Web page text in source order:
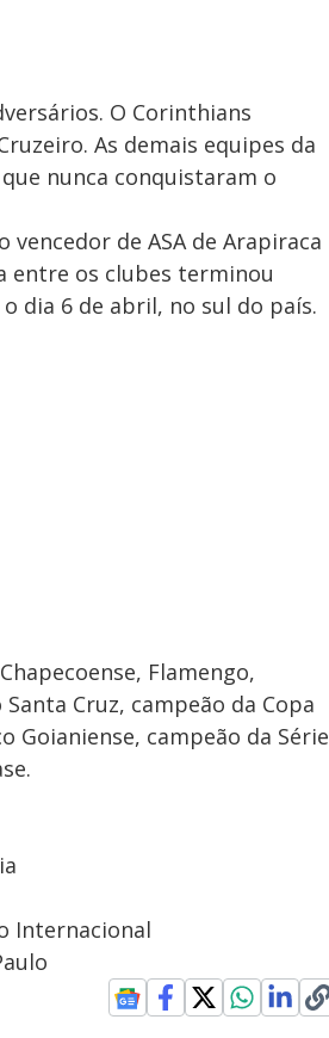
O Corinthians
As demais equipes da
nunca conquistaram o
de ASA de Arapiraca
entre os clubes terminou
dia 6 de abril, no sul do país.
Flamengo,
Cruz, campeão da Copa
Goianiense, campeão da Série
Internacional